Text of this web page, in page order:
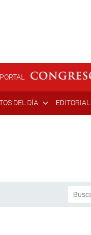
PORTAL
DEL DÍA EDITORIAL